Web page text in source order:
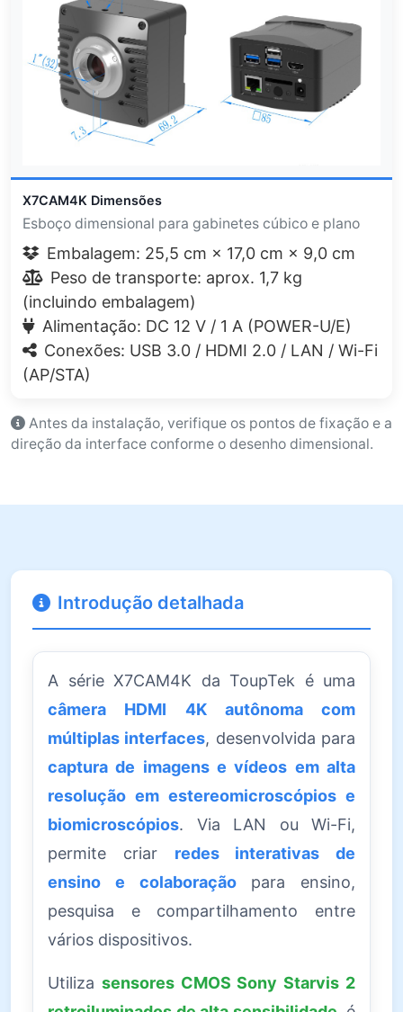
X7CAM4K Dimensões
Esboço dimensional para gabinetes cúbico e plano
Embalagem: 25,5 cm × 17,0 cm × 9,0 cm
Peso de transporte: aprox. 1,7 kg
(incluindo embalagem)
Alimentação: DC 12 V / 1 A (POWER-U/E)
Conexões: USB 3.0 / HDMI 2.0 / LAN / Wi-Fi
(AP/STA)
Antes da instalação, verifique os pontos de fixação e a
direção da interface conforme o desenho dimensional.
Introdução detalhada
A série X7CAM4K da ToupTek é uma
câmera HDMI 4K autônoma com
múltiplas interfaces, desenvolvida para
captura de imagens e vídeos em alta
resolução em estereomicroscópios e
biomicroscópios. Via LAN ou Wi-Fi,
permite criar redes interativas de
ensino e colaboraçãopara ensino,
pesquisa e compartilhamento entre
vários dispositivos.
Utiliza sensores CMOS Sony Starvis 2